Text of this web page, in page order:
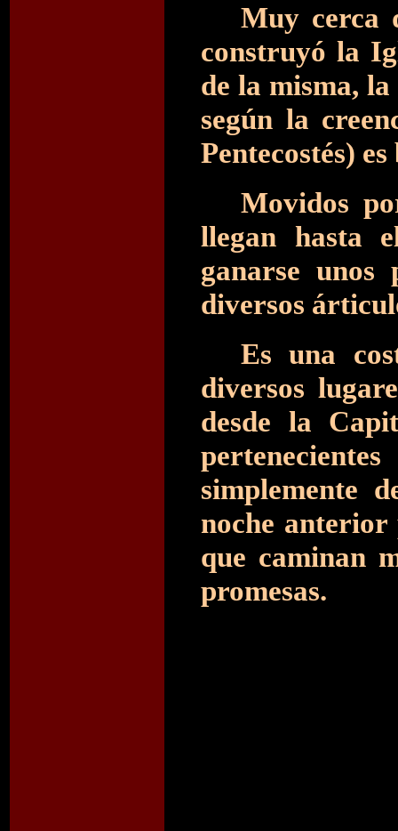
Muy cerca
construyó la
de la misma, la
según la
Pentecostés)
Movidos
llegan hasta
ganarse unos
diversos
Es una
diversos
desde la
simplemente
noche anterior
que caminan
promesas.